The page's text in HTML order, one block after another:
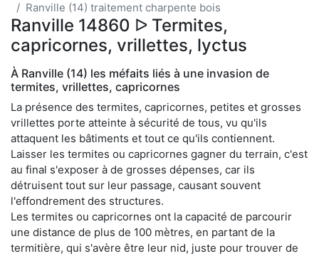
Ranville (14) traitement charpente bois
Ranville 14860 ᐅ Termites,
capricornes, vrillettes, lyctus
À Ranville (14) les méfaits liés à une invasion de
termites, vrillettes, capricornes
La présence des termites, capricornes, petites et grosses
vrillettes porte atteinte à sécurité de tous, vu qu'ils
attaquent les bâtiments et tout ce qu'ils contiennent.
Laisser les termites ou capricornes gagner du terrain, c'est
au final s'exposer à de grosses dépenses, car ils
détruisent tout sur leur passage, causant souvent
l'effondrement des structures.
Les termites ou capricornes ont la capacité de parcourir
une distance de plus de 100 mètres, en partant de la
termitière, qui s'avère être leur nid, juste pour trouver de